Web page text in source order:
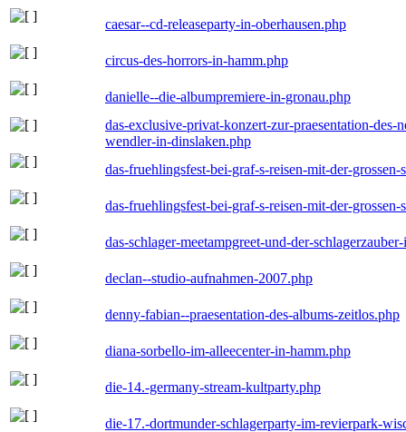
caesar--cd-releaseparty-in-oberhausen.php
circus-des-horrors-in-hamm.php
danielle--die-albumpremiere-in-gronau.php
das-exclusive-privat-konzert-zur-praesentation-
wendler-in-dinslaken.php
das-fruehlingsfest-bei-graf-s-reisen-mit-der-
das-fruehlingsfest-bei-graf-s-reisen-mit-der-
das-schlager-meetampgreet-und-der-
declan--studio-aufnahmen-2007.php
denny-fabian--praesentation-des-albums-zeitlos.php
diana-sorbello-im-alleecenter-in-hamm.php
die-14.-germany-stream-kultparty.php
die-17.-dortmunder-schlagerparty-im-revierpark-